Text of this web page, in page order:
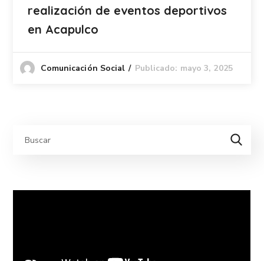
realización de eventos deportivos
en Acapulco
Comunicación Social Publicado: mayo 3, 2025